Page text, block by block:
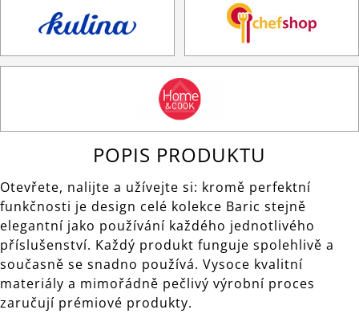
POPIS PRODUKTU
Otevřete, nalijte a užívejte si: kromě perfektní
funkčnosti je design celé kolekce Baric stejně
elegantní jako používání každého jednotlivého
příslušenství. Každý produkt funguje spolehlivě a
současně se snadno používá. Vysoce kvalitní
materiály a mimořádně pečlivý výrobní proces
zaručují prémiové produkty.